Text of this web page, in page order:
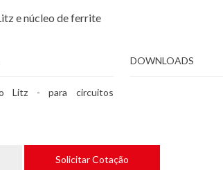
e núcleo de ferrite
Litz - para circuitos
DOWNLOADS
Solicitar Cotação